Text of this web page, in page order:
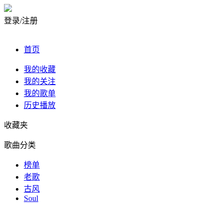
登录/注册
首页
我的收藏
我的关注
我的歌单
历史播放
收藏夹
歌曲分类
榜单
老歌
古风
Soul